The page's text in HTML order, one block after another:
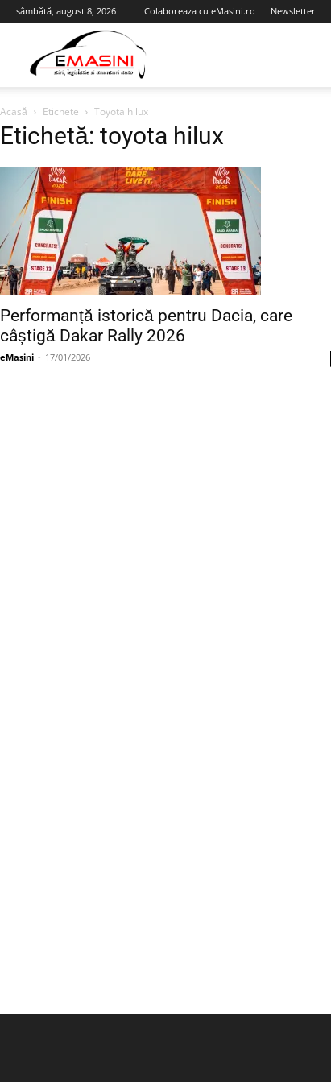
sâmbătă, august 8, 2026 Colaboreaza cu eMasini.ro Newsletter
Acasă Etichete Toyota hilux
Etichetă: toyota hilux
Performanță istorică pentru Dacia, care
câștigă Dakar Rally 2026
eMasini - 17/01/2026